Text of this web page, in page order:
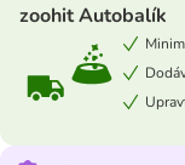
zoohit Autobalík